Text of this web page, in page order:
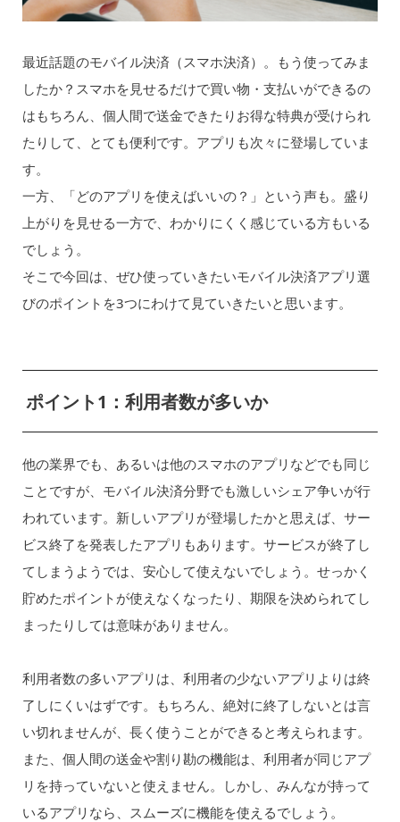
最近話題のモバイル決済（スマホ決済）。もう使ってみま
したか？スマホを見せるだけで買い物・支払いができるの
はもちろん、個人間で送金できたりお得な特典が受けられ
たりして、とても便利です。アプリも次々に登場していま
す。
一方、「どのアプリを使えばいいの？」という声も。盛り
上がりを見せる一方で、わかりにくく感じている方もいる
でしょう。
そこで今回は、ぜひ使っていきたいモバイル決済アプリ選
びのポイントを3つにわけて見ていきたいと思います。
ポイント1：利用者数が多いか
他の業界でも、あるいは他のスマホのアプリなどでも同じ
ことですが、モバイル決済分野でも激しいシェア争いが行
われています。新しいアプリが登場したかと思えば、サー
ビス終了を発表したアプリもあります。サービスが終了し
てしまうようでは、安心して使えないでしょう。せっかく
貯めたポイントが使えなくなったり、期限を決められてし
まったりしては意味がありません。
利用者数の多いアプリは、利用者の少ないアプリよりは終
了しにくいはずです。もちろん、絶対に終了しないとは言
い切れませんが、長く使うことができると考えられます。
また、個人間の送金や割り勘の機能は、利用者が同じアプ
リを持っていないと使えません。しかし、みんなが持って
いるアプリなら、スムーズに機能を使えるでしょう。